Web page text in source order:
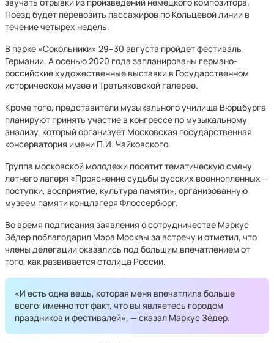
Поезд будет перевозить пассажиров по Кольцевой линии в
течение четырех недель.
В парке «Сокольники» 29–30 августа пройдет фестиваль
Германии. А осенью 2020 года запланированы германо-
российские художественные выставки в Государственном
историческом музее и Третьяковской галерее.
Кроме того, представители музыкального училища Вюрцбурга
планируют принять участие в конгрессе по музыкальному
анализу, который организует Московская государственная
консерватория имени П.И. Чайковского.
Группа московской молодежи посетит тематическую смену
летнего лагеря «Прояснение судьбы русских военнопленных —
поступки, восприятие, культура памяти», организованную
музеем памяти концлагеря Флоссербюрг.
Во время подписания заявления о сотрудничестве Маркус
Зёдер поблагодарил Мэра Москвы за встречу и отметил, что
члены делегации оказались под большим впечатлением от
того, как развивается столица России.
«И есть одна вещь, которая меня впечатлила больше
всего: именно тот факт, что вы являетесь городом
праздников и фестивалей», — сказал Маркус Зёдер.